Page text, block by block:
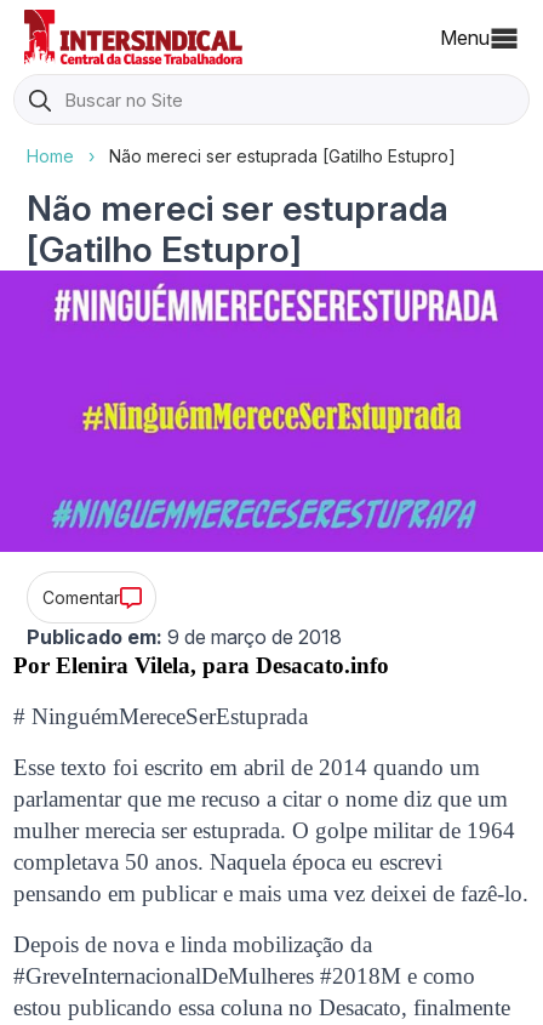
Menu
Search
for:
Home › Não mereci ser estuprada [Gatilho Estupro]
Não mereci ser estuprada
[Gatilho Estupro]
Comentar
Publicado em: 9 de março de 2018
Por Elenira Vilela, para Desacato.info
# NinguémMereceSerEstuprada
Esse texto foi escrito em abril de 2014 quando um
parlamentar que me recuso a citar o nome diz que um
mulher merecia ser estuprada. O golpe militar de 1964
completava 50 anos. Naquela época eu escrevi
pensando em publicar e mais uma vez deixei de fazê-lo.
Depois de nova e linda mobilização da
#GreveInternacionalDeMulheres #2018M e como
estou publicando essa coluna no Desacato, finalmente